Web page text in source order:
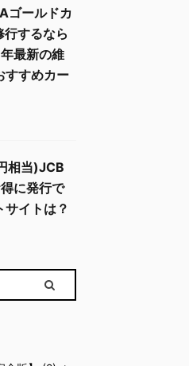
ゴールドカ
行するなら
最新の維
すすめカー
相当)JCB
に発行で
サイトは？